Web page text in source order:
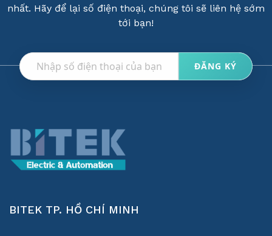
nhất. Hãy để lại số điện thoại, chúng tôi sẽ liên hệ sớm
tới bạn!
BITEK TP. HỒ CHÍ MINH